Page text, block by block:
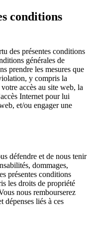
conditions
des présentes conditions
générales de
prendre les mesures que
y compris la
accès au site web, la
Internet pour lui
et/ou engager une
défendre et de nous tenir
dommages,
présentes conditions
les droits de propriété
nous rembourserez
dépenses liés à ces